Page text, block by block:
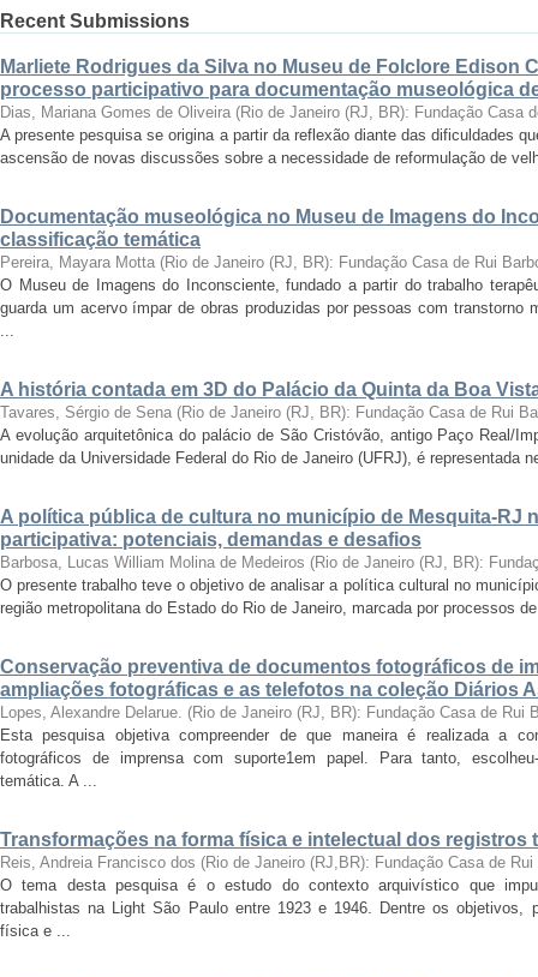
Recent Submissions
Marliete Rodrigues da Silva no Museu de Folclore Edison
processo participativo para documentação museológica
Dias, Mariana Gomes de Oliveira (Rio de Janeiro (RJ, BR): Fundação Casa
A presente pesquisa se origina a partir da reflexão diante das dificuldades
ascensão de novas discussões sobre a necessidade de reformulação de
Documentação museológica no Museu de Imagens do
classificação temática
Pereira, Mayara Motta (Rio de Janeiro (RJ, BR): Fundação Casa de Rui
O Museu de Imagens do Inconsciente, fundado a partir do trabalho
guarda um acervo ímpar de obras produzidas por pessoas com transtorno
A história contada em 3D do Palácio da Quinta da Boa
Tavares, Sérgio de Sena (Rio de Janeiro (RJ, BR): Fundação Casa de Rui
A evolução arquitetônica do palácio de São Cristóvão, antigo Paço Real/
unidade da Universidade Federal do Rio de Janeiro (UFRJ), é representada
A política pública de cultura no município de Mesquita-RJ
participativa: potenciais, demandas e desafios
Barbosa, Lucas William Molina de Medeiros (Rio de Janeiro (RJ, BR):
O presente trabalho teve o objetivo de analisar a política cultural no
região metropolitana do Estado do Rio de Janeiro, marcada por processos
Conservação preventiva de documentos fotográficos de
ampliações fotográficas e as telefotos na coleção Diários
Lopes, Alexandre Delarue. (Rio de Janeiro (RJ, BR): Fundação Casa de Rui
Esta pesquisa objetiva compreender de que maneira é realizada a
fotográficos de imprensa com suporte1em papel. Para tanto,
temática. A ...
Transformações na forma física e intelectual dos registros
Reis, Andreia Francisco dos (Rio de Janeiro (RJ,BR): Fundação Casa de Rui
O tema desta pesquisa é o estudo do contexto arquivístico que
trabalhistas na Light São Paulo entre 1923 e 1946. Dentre os objetivos,
física e ...